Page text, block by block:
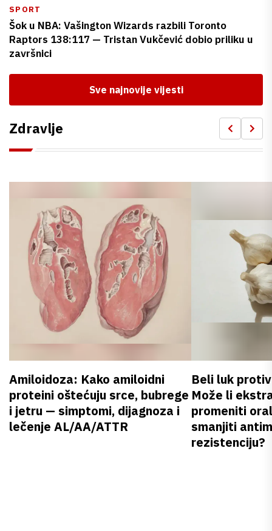
SPORT
Šok u NBA: Vašington Wizards razbili Toronto
Raptors 138:117 — Tristan Vukčević dobio priliku u
završnici
Sve najnovije vijesti
Zdravlje
Amiloidoza: Kako amiloidni
proteini oštećuju srce, bubrege
i jetru — simptomi, dijagnoza i
lečenje AL/AA/ATTR
Beli luk
Može li
promeniti
smanjiti
rezistenciju?